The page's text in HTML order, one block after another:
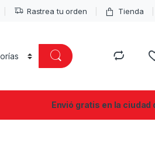
Rastrea tu orden Tienda
Envió gratis en la ciudad